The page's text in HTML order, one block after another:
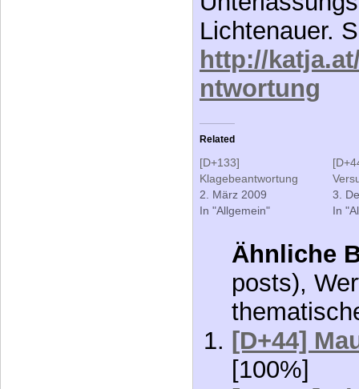
Lichtenauer.
http://
ntwortung
Related
[D+133]
Klagebeantwortung
2. März 2009
In "Allgemein"
3.
In
Ähnliche
posts),
[D+44]
[100%]